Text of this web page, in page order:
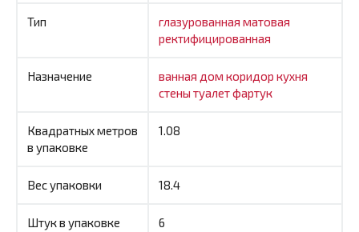
Тип глазурованная матовая
ректифицированная
Назначение ванная дом коридор кухня
стены туалетфартук
Квадратных метров
в упаковке
1.08
Вес упаковки 18.4
Штук в упаковке 6